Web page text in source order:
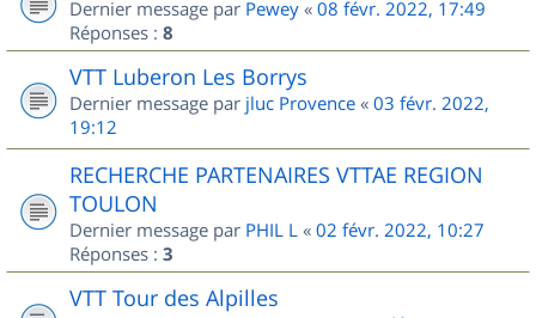
Dernier message par Pewey « 08 févr. 2022, 17:49
Réponses : 8
VTT Luberon Les Borrys
Dernier message par jluc Provence « 03 févr. 2022,
19:12
RECHERCHE PARTENAIRES VTTAE REGION
TOULON
Dernier message par PHIL L « 02 févr. 2022, 10:27
Réponses : 3
VTT Tour des Alpilles